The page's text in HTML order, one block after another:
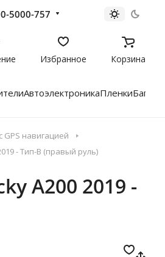
5000-757
Избранное Корзина
АвтоэлектроникаПленки
навигацией
- Тип-B (правый руль)
A200 2019 -